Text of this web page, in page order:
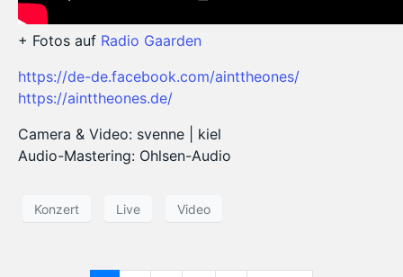
+ Fotos auf Radio Gaarden
https://de-de.facebook.com/ainttheones/
https://ainttheones.de/
Camera & Video: svenne | kiel
Audio-Mastering: Ohlsen-Audio
Konzert Live Video